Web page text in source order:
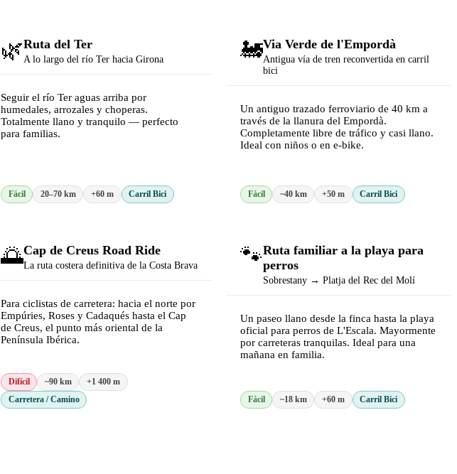
🌿Ruta del Ter
A lo largo del río Ter hacia Girona
Seguir el río Ter aguas arriba por
humedales, arrozales y choperas.
Totalmente llano y tranquilo — perfecto
para familias.
Fácil 20–70 km +60 m Carril Bici
🚂Via Verde de l'Empordà
Antigua vía de tren reconvertida en carril
bici
Un antiguo trazado ferroviario de 40 km a
través de la llanura del Empordà.
Completamente libre de tráfico y casi llano.
Ideal con niños o en e-bike.
Fácil ~40 km +50 m Carril Bici
🌅Cap de Creus Road Ride
La ruta costera definitiva de la Costa Brava
Para ciclistas de carretera: hacia el norte por
Empúries, Roses y Cadaqués hasta el Cap
de Creus, el punto más oriental de la
Península Ibérica.
Difícil ~90 km
+1 400 m
Carretera / Camino
🐾Ruta familiar a la playa para
perros
Sobrestany → Platja del Rec del Molí
Un paseo llano desde la finca hasta la playa
oficial para perros de L'Escala. Mayormente
por carreteras tranquilas. Ideal para una
mañana en familia.
Fácil ~18 km +60 m Carril Bici